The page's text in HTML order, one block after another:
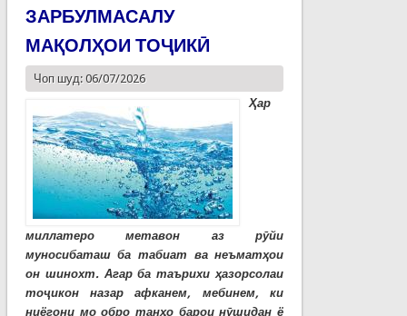
ЗАРБУЛМАСАЛУ
МАҚОЛҲОИ ТОҶИКӢ
Чоп шуд: 06/07/2026
Ҳар
миллатеро метавон аз рӯйи
муносибаташ ба табиат ва неъматҳои
он шинохт. Агар ба таърихи ҳазорсолаи
тоҷикон назар афканем, мебинем, ки
ниёгони мо обро танҳо барои нӯшидан ё